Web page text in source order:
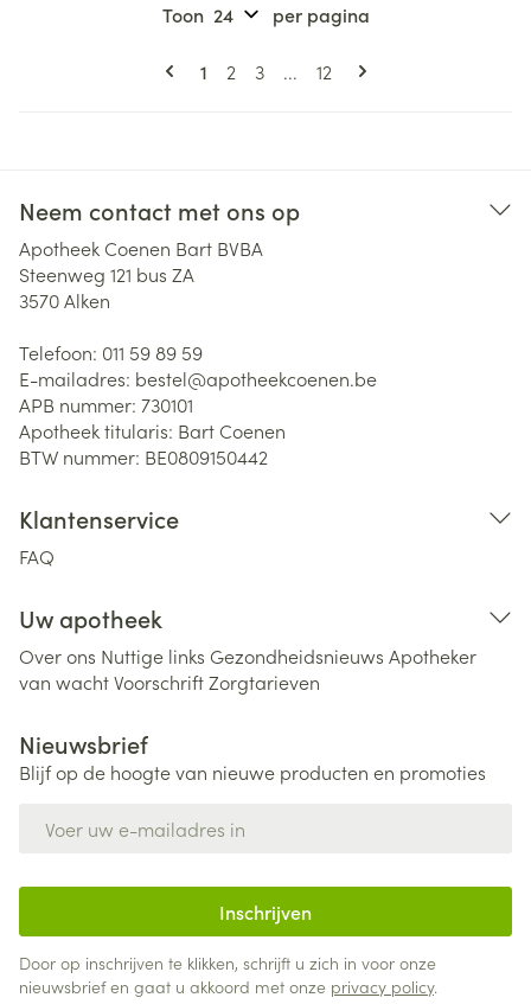
Pagina's
U lees momenteel pagina
1 Pagina
2 Pagina
3 ... Pagina
12
Toon per pagina
Neem contact met ons op
Apotheek Coenen Bart BVBA
Steenweg 121 bus ZA
3570Alken
Telefoon: 011 59 89 59
E-mailadres: bestel@apotheekcoenen.be
APB nummer: 730101
Apotheek titularis: Bart Coenen
BTW nummer: BE0809150442
Klantenservice
FAQ
Uw apotheek
Over ons Nuttige links Gezondheidsnieuws Apotheker
van wachtVoorschriftZorgtarieven
Nieuwsbrief
Blijf op de hoogte van nieuwe producten en promoties
Inschrijven
Door op inschrijven te klikken, schrijft u zich in voor onze
nieuwsbrief en gaat u akkoord met onze privacy policy.